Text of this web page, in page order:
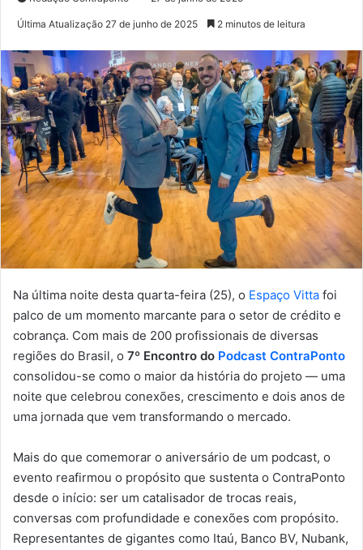
Última Atualização 27 de junho de 2025 2 minutos de leitura
Na última noite desta quarta-feira (25), o Espaço Vitta foi
palco de um momento marcante para o setor de crédito e
cobrança. Com mais de 200 profissionais de diversas
regiões do Brasil, o 7º Encontro do Podcast ContraPonto
consolidou-se como o maior da história do projeto — uma
noite que celebrou conexões, crescimento e dois anos de
uma jornada que vem transformando o mercado.
Mais do que comemorar o aniversário de um podcast, o
evento reafirmou o propósito que sustenta o ContraPonto
desde o início: ser um catalisador de trocas reais,
conversas com profundidade e conexões com propósito.
Representantes de gigantes como Itaú, Banco BV, Nubank,